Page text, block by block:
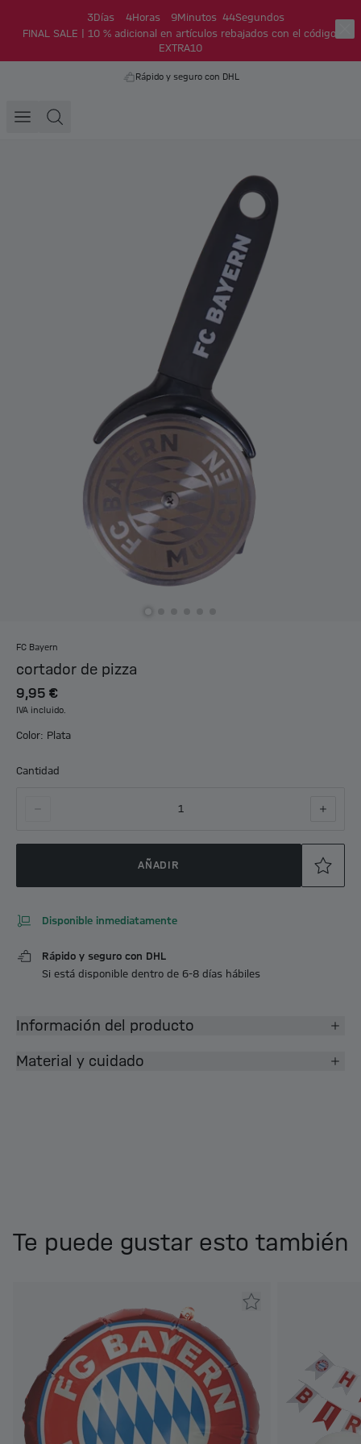
3 Días 4Horas 9Minutos 43Segundos
FINAL SALE | 10 % adicional en artículos rebajados con el código:
EXTRA10
Rápido y seguro con DHL
FC Bayern
cortador de pizza
9,95 €
IVA incluido.
Color: Plata
Cantidad
1
AÑADIR
Disponible inmediatamente
Rápido y seguro con DHL
Si está disponible dentro de 6-8 días hábiles
Información del producto
Material y cuidado
Te puede gustar esto también